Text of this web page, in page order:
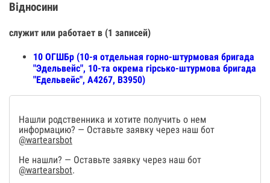
Відносини
служит или работает в (1 записей)
10 ОГШБр (10-я отдельная горно-штурмовая бригада
"Эдельвейс", 10-та окрема гірсько-штурмова бригада
"Едельвейс", А4267, В3950)
Нашли родственника и хотите получить о нем
информацию? — Оставьте заявку через наш бот
@wartearsbot
Не нашли? — Оставьте заявку через наш бот
@wartearsbot.